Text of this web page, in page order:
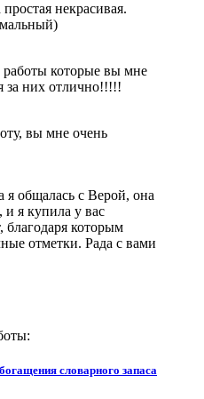
некрасивая.
которые вы мне
за них отлично!!!!!
вы мне очень
я общалась с Верой, она
и я купила у вас
благодаря которым
отметки. Рада с вами
словарного запаса